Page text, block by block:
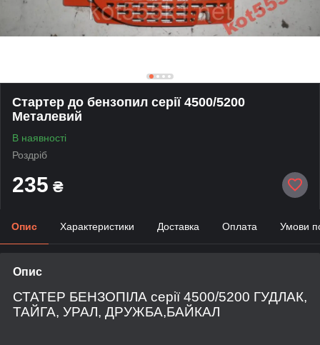
Стартер до бензопил серії 4500/5200
Металевий
В наявності
Роздріб
235 ₴
Опис Характеристики Доставка Оплата Умови
Опис
СТАТЕР БЕНЗОПІЛА серії 4500/5200 ГУДЛАК,
ТАЙГА, УРАЛ, ДРУЖБА,БАЙКАЛ